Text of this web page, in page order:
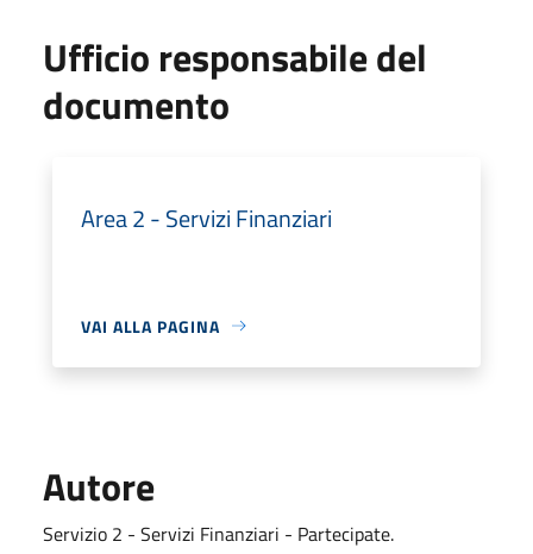
Ufficio responsabile del
documento
Area 2 - Servizi Finanziari
VAI ALLA PAGINA
Autore
Servizio 2 - Servizi Finanziari - Partecipate.